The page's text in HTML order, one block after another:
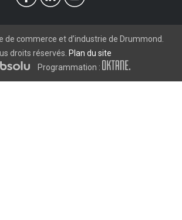
de commerce et d’industrie de Drummond.
droits réservés. Plan du site
Programmation :